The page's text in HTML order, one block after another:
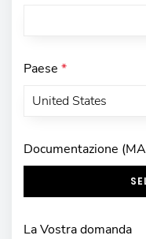
Paese *
Documentazione
La Vostra domanda